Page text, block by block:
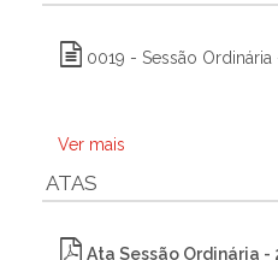
0019 - Sessão
Ver mais
ATAS
Ata Sessão Ordinária -